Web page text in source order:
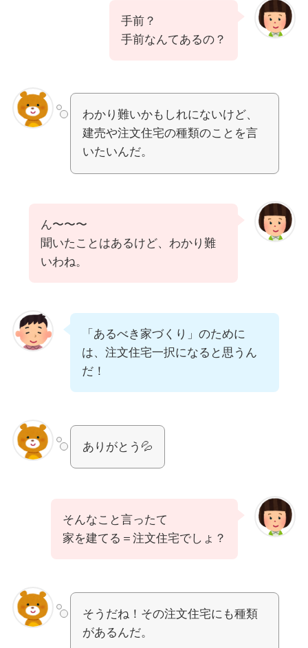
手前？
手前なんてあるの？
わかり難いかもしれにないけど、
建売や注文住宅の種類のことを言
いたいんだ。
ん〜〜〜
聞いたことはあるけど、わかり難
いわね。
「あるべき家づくり」のために
は、注文住宅一択になると思うん
だ！
ありがとう💦
そんなこと言ったて
家を建てる＝注文住宅でしょ？
そうだね！その注文住宅にも種類
があるんだ。